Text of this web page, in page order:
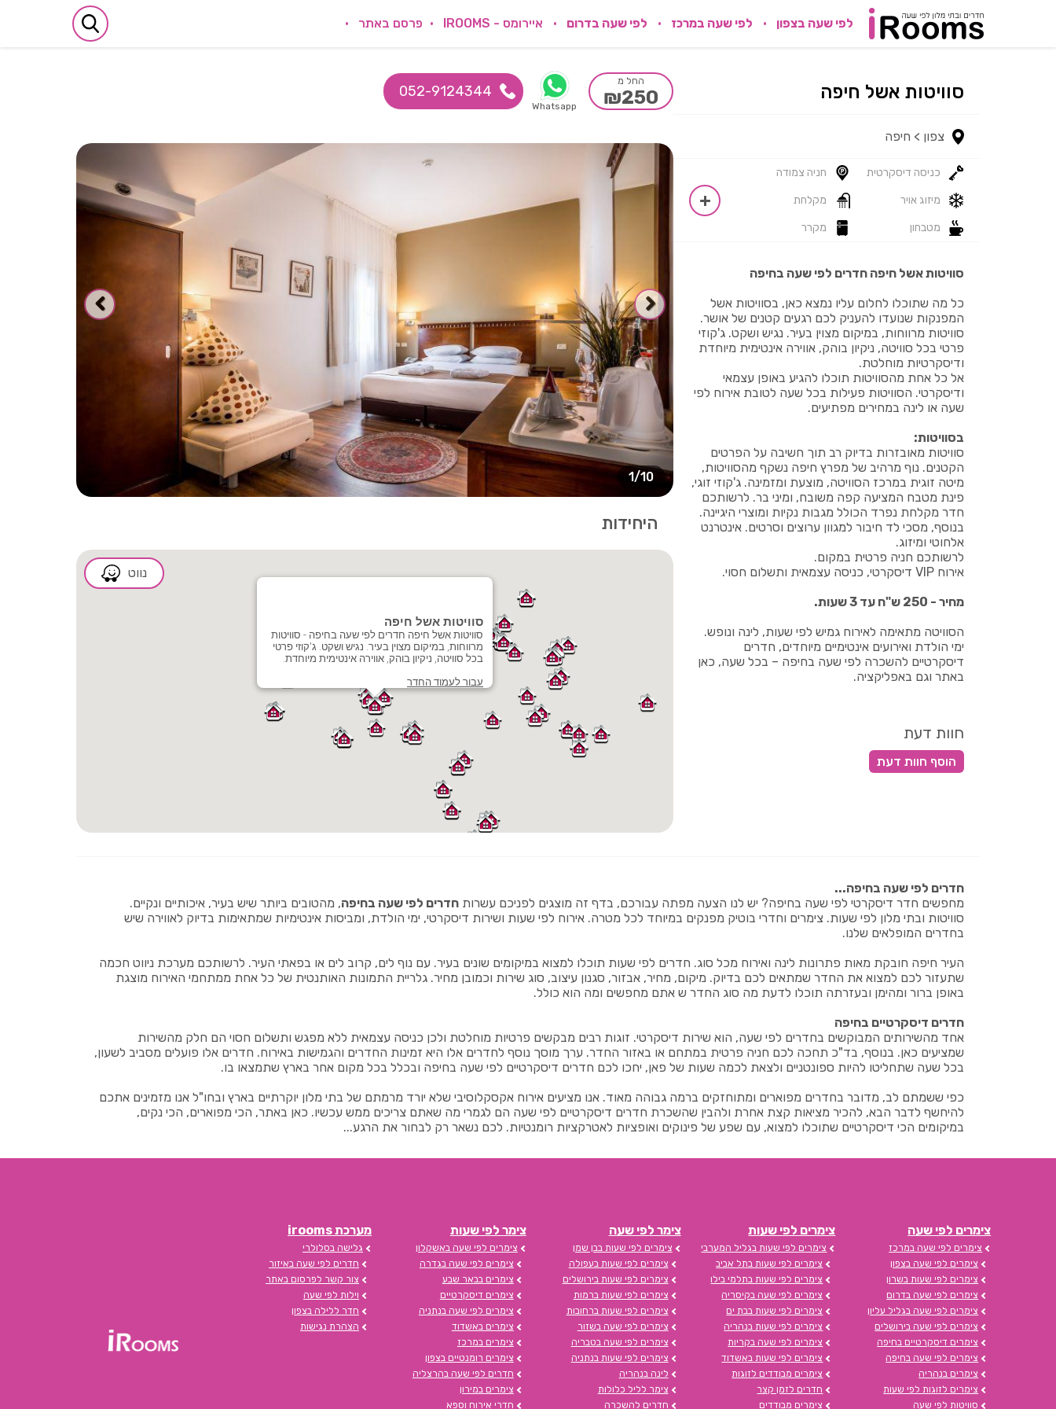
לפי שעה בצפון לפי שעה במרכז לפי שעה בדרום איירומס - IROOMS פרסם באתר
052-9124344
Whatsapp
החל מ
₪250
1/10
היחידות
נווט
סוויטות אשל חיפה
סוויטות אשל חיפה חדרים לפי שעה בחיפה - סוויטות
מרווחות, במיקום מצוין בעיר. נגיש ושקט. ג'קוזי פרטי
בכל סוויטה, ניקיון בוהק, אווירה אינטימית מיוחדת.
עבור לעמוד החדר
סוויטות אשל חיפה
צפון > חיפה
כניסה דיסקרטית חניה צמודה
מיזוג אויר מקלחת
מטבחון מקרר
סוויטות אשל חיפה חדרים לפי שעה בחיפה
כל מה שתוכלו לחלום עליו נמצא כאן, בסוויטות אשל
המפנקות שנועדו להעניק לכם רגעים קטנים של אושר.
סוויטות מרווחות, במיקום מצוין בעיר. נגיש ושקט. ג'קוזי
פרטי בכל סוויטה, ניקיון בוהק, אווירה אינטימית מיוחדת
ודיסקרטיות מוחלטת.
אל כל אחת מהסוויטות תוכלו להגיע באופן עצמאי
ודיסקרטי. הסוויטות פעילות בכל שעה לטובת אירוח לפי
שעה או לינה במחירים מפתיעים.
בסוויטות:
סוויטות מאובזרות בדיוק רב תוך חשיבה על הפרטים
הקטנים. נוף מרהיב של מפרץ חיפה נשקף מהסוויטות,
מיטה זוגית במרכז הסוויטה, מוצעת ומזמינה. ג'קוזי זוגי,
פינת מטבח המציעה קפה משובח, ומיני בר. לרשותכם
חדר מקלחת נפרד הכולל מגבות נקיות ומוצרי היגיינה.
בנוסף, מסכי לד חיבור למגוון ערוצים וסרטים. אינטרנט
אלחוטי ומיזוג.
לרשותכם חניה פרטית במקום.
אירוח VIP דיסקרטי, כניסה עצמאית ותשלום חסוי.
מחיר - 250 ש"ח עד 3 שעות.
הסוויטה מתאימה לאירוח גמיש לפי שעות, לינה ונופש.
ימי הולדת ואירועים אינטימיים מיוחדים, חדרים
דיסקרטיים להשכרה לפי שעה בחיפה – בכל שעה, כאן
באתר וגם באפליקציה.
חוות דעת
חדרים לפי שעה בחיפה...
מחפשים חדר דיסקרטי לפי שעה בחיפה? יש לנו הצעה מפתה עבורכם, בדף זה מוצגים לפניכם עשרות חדרים לפי שעה בחיפה, מהטובים ביותר שיש בעיר, איכותיים ונקיים.
סוויטות ובתי מלון לפי שעות. צימרים וחדרי בוטיק מפנקים במיוחד לכל מטרה. אירוח לפי שעות ושירות דיסקרטי, ימי הולדת, ומביסות אינטימיות שמתאימות בדיוק לאווירה שיש
בחדרים המופלאים שלנו.
העיר חיפה חובקת מאות פתרונות לינה ואירוח מכל סוג. חדרים לפי שעות תוכלו למצוא במיקומים שונים בעיר. עם נוף לים, קרוב לים או בפאתי העיר. לרשותכם מערכת ניווט חכמה
שתעזור לכם למצוא את החדר שמתאים לכם בדיוק. מיקום, מחיר, אבזור, סגנון עיצוב, סוג שירות וכמובן מחיר. גלריית התמונות האותנטית של כל אחת ממתחמי האירוח מוצגת
באופן ברור ומהימן ובעזרתה תוכלו לדעת מה סוג החדר ש אתם מחפשים ומה הוא כולל.
חדרים דיסקרטיים בחיפה
אחד מהשירותים המבוקשים בחדרים לפי שעה, הוא שירות דיסקרטי. זוגות רבים מבקשים פרטיות מוחלטת ולכן כניסה עצמאית ללא מפגש ותשלום חסוי הם חלק מהשירות
שמציעים כאן. בנוסף, בד"כ תחכה לכם חניה פרטית במתחם או באזור החדר. ערך מוסך נוסף לחדרים אלו היא זמינות החדרים והגמישות באירוח. חדרים אלו פועלים מסביב לשעון,
בכל שעה שתחליטו להיות ספונטניים ולצאת לכמה שעות של פאן, יחכו לכם חדרים דיסקרטיים לפי שעה בחיפה ובכלל בכל מקום אחר בארץ שתמצאו בו.
כפי ששמתם לב, מדובר בחדרים מפוארים ומתוחזקים ברמה גבוהה מאוד. אנו מציעים אירוח אקסקלוסיבי שלא יורד מרמתם של בתי מלון יוקרתיים בארץ ובחו"ל אנו מזמינים אתכם
להיחשף לדבר הבא, להכיר מציאות קצת אחרת ולהבין שהשכרת חדרים דיסקרטיים לפי שעה הם לגמרי מה שאתם צריכים ממש עכשיו. כאן באתר, הכי מפוארים, הכי נקים,
במיקומים הכי דיסקרטיים שתוכלו למצוא, עם שפע של פינוקים ואופציות לאטרקציות רומנטיות. לכם נשאר רק לבחור את הרגע...
צימרים לפי שעה
צימרים לפי שעה במרכז
צימרים לפי שעה בצפון
צימרים לפי שעות בשרון
צימרים לפי שעה בדרום
צימרים לפי שעה בגליל עליון
צימרים לפי שעה בירושלים
צימרים דיסקרטיים בחיפה
צימרים לפי שעה בחיפה
צימרים בנהריה
צימרים לזוגות לפי שעות
סוויטות לפי שעה
צימרים לפי שעות
צימרים לפי שעות בגליל המערבי
צימרים לפי שעות בתל אביב
צימרים לפי שעות בתלמי בילו
צימרים לפי שעה בקיסריה
צימרים לפי שעות בבת ים
צימרים לפי שעות בנהריה
צימרים לפי שעה בקריות
צימרים לפי שעות באשדוד
צימרים מבודדים לזוגות
חדרים לזמן קצר
צימרים מבודדים
צימר לפי שעה
צימרים לפי שעות בבן שמן
צימרים לפי שעות בעפולה
צימרים לפי שעות בירושלים
צימרים לפי שעות ברמות
צימרים לפי שעות ברחובות
צימרים לפי שעה בשזור
צימרים לפי שעה בטבריה
צימרים לפי שעות בנתניה
לינה בנהריה
צימר לליל כלולות
חדרים להשכרה
צימר לפי שעות
צימרים לפי שעה באשקלון
צימרים לפי שעה בגדרה
צימרים בבאר שבע
צימרים דיסקרטיים
צימרים לפי שעה בנתניה
צימרים באשדוד
צימרים במרכז
צימרים רומנטיים בצפון
חדרים לפי שעה בהרצליה
צימרים במירון
חדרי אירוח וספא
מערכת irooms
גלישה בסלולרי
חדרים לפי שעה באיזור
צור קשר לפרסום באתר
וילות לפי שעה
חדר ללילה בצפון
הצהרת נגישות